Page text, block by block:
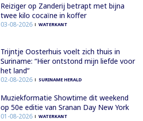
Reiziger op Zanderij betrapt met bijna
twee kilo cocaïne in koffer
03-08-2026 WATERKANT
Trijntje Oosterhuis voelt zich thuis in
Suriname: “Hier ontstond mijn liefde voor
het land”
02-08-2026 SURINAME HERALD
Muziekformatie Showtime dit weekend
op 50e editie van Sranan Day New York
01-08-2026 WATERKANT